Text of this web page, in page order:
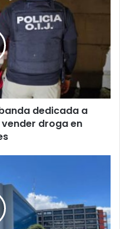
dedicada a
droga en